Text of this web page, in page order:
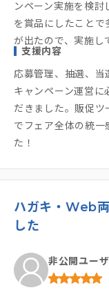
ンペーン実施を検
を賞品にしたことで
が出たので、実施し
支援内容
応募管理、抽選、当
キャンペーン運営に
だきました。販促ツ
でフェア全体の統一
た！
ハガキ・Web
した
非公開ユー